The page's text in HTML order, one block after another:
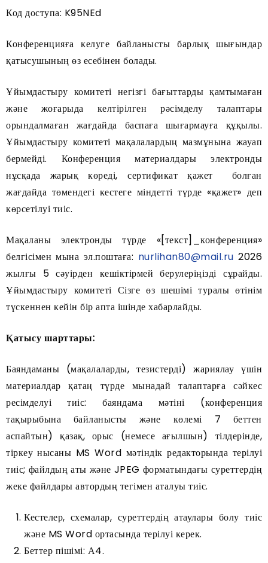
Код доступа: K95NEd
Конференцияға келуге байланысты барлық шығындар
қатысушының өз есебінен болады.
Ұйымдастыру комитеті негізгі бағыттарды қамтымаған
және жоғарыда келтірілген рәсімделу талаптары
орындалмаған жағдайда баспаға шығармауға құқылы.
Ұйымдастыру комитеті мақалалардың мазмұнына жауап
бермейді. Конференция материалдары электронды
нұсқада жарық көреді, сертификат қажет болған
жағдайда төмендегі кестеге міндетті түрде «қажет» деп
көрсетілуі тиіс.
Мақаланы электронды түрде «[текст]_конференция»
белгісімен мына эл.поштаға: nurlihan80@mail.ru 2026
жылғы 5 сәуірден кешіктірмей берулеріңізді сұрайды.
Ұйымдастыру комитеті Сізге өз шешімі туралы өтінім
түскеннен кейін бір апта ішінде хабарлайды.
Қатысу шарттары:
Баяндаманы (мақалаларды, тезистерді) жариялау үшін
материалдар қатаң түрде мынадай талаптарға сәйкес
ресімделуі тиіс: баяндама мәтіні (конференция
тақырыбына байланысты және көлемі 7 беттен
аспайтын) қазақ, орыс (немесе ағылшын) тілдерінде,
тіркеу нысаны MS Word мәтіндік редакторында терілуі
тиіс; файлдың аты және JPEG форматындағы суреттердің
жеке файлдары автордың тегімен аталуы тиіс.
Кестелер, схемалар, суреттердің атаулары болу тиіс
және MS Word ортасында терілуі керек.
Беттер пішімі: А4.